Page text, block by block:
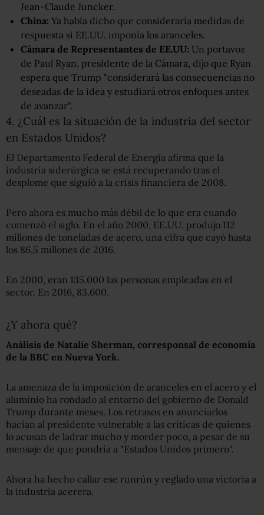
Jean-Claude Juncker.
China: Ya había dicho que consideraría medidas de
respuesta si EE.UU. imponía los aranceles.
Cámara de Representantes de EE.UU: Un portavoz
de Paul Ryan, presidente de la Cámara, dijo que Ryan
espera que Trump "considerará las consecuencias no
deseadas de la idea y estudiará otros enfoques antes
de avanzar".
4. ¿Cuál es la situación de la industria del sector
en Estados Unidos?
El Departamento Federal de Energía afirma que la
industria siderúrgica se está recuperando tras el
desplome que siguió a la crisis financiera de 2008.
Pero ahora es mucho más débil de lo que era cuando
comenzó el siglo. En el año 2000, EE.UU. produjo 112
millones de toneladas de acero, una cifra que cayó hasta
los 86,5 millones de 2016.
En 2000, eran 135.000 las personas empleadas en el
sector. En 2016, 83.600.
¿Y ahora qué?
Análisis de Natalie Sherman, corresponsal de economía
de la BBC en Nueva York.
La amenaza de la imposición de aranceles en el acero y el
aluminio ha rondado al entorno del gobierno de Donald
Trump durante meses. Los retrasos en anunciarlos
hacían al presidente vulnerable a las críticas de quienes
lo acusan de ladrar mucho y morder poco, a pesar de su
mensaje de que pondría a "Estados Unidos primero".
Ahora ha hecho callar ese runrún y reglado una victoria a
la industria acerera.